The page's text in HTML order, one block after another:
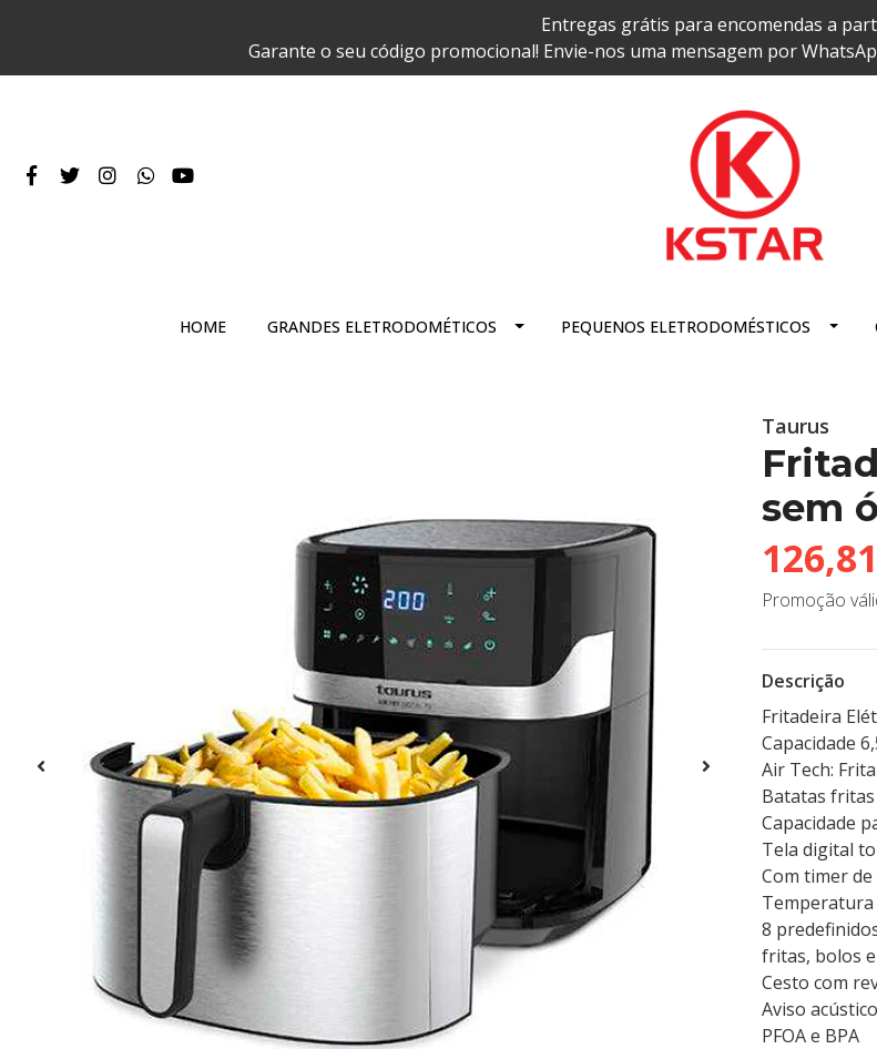
Entregas grátis para encomendas a
Garante o seu código promocional! Envie-nos uma mensagem por
HOME GRANDES ELETRODOMÉTICOS PEQUENOS ELETRODOMÉSTICOS
Taurus
sem
Promoção
Descrição
Fritadeira
Capacidade
Air Tech:
Batatas
Capacidade
Tela digital
Com timer
Temperatura
8
fritas, bolos
Cesto com
Aviso
PFOA e BPA